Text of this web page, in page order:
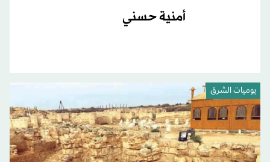
أمنية حسني
يوميات الشرق